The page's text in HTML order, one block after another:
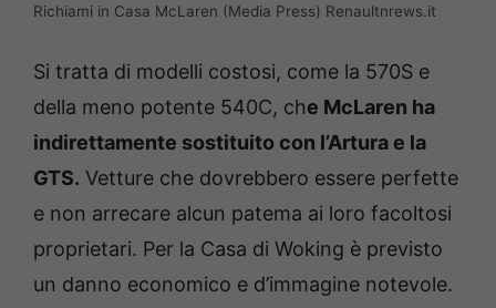
Richiami in Casa McLaren (Media Press) Renaultnrews.it
Si tratta di modelli costosi, come la 570S e
della meno potente 540C, che McLaren ha
indirettamente sostituito con l’Artura e la
GTS. Vetture che dovrebbero essere perfette
e non arrecare alcun patema ai loro facoltosi
proprietari. Per la Casa di Woking è previsto
un danno economico e d’immagine notevole.